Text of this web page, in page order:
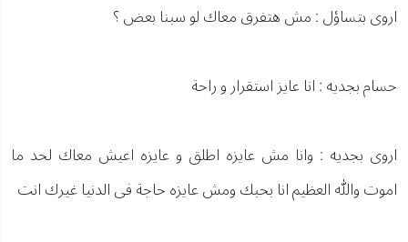
اروى بتساؤل : مش هتفرق معاك لو سبنا بعض ؟
حسام بجديه : انا عايز استقرار و راحة
اروى بجديه : وانا مش عايزه اطلق و عايزه اعيش معاك لحد ما
اموت والله العظيم انا بحبك ومش عايزه حاجة فى الدنيا غيرك انت